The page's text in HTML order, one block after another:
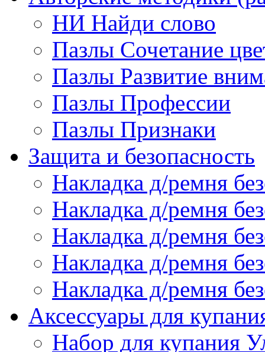
НИ Найди слово
Пазлы Сочетание
Пазлы Развитие
Пазлы Профессии
Пазлы Признаки
Защита и безопасность
Накладка д/ремня
Накладка д/ремня
Накладка д/ремня
Накладка д/ремня
Накладка д/ремня
Аксессуары для
Набор для купания